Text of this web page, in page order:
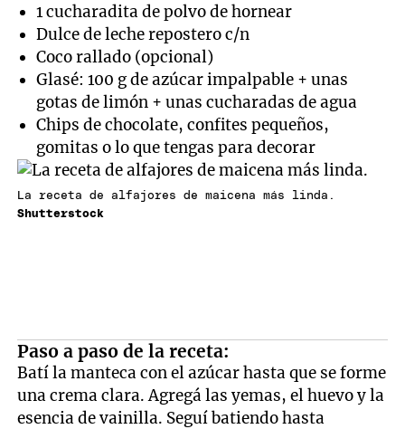
1 cucharadita de polvo de hornear
Dulce de leche repostero c/n
Coco rallado (opcional)
Glasé: 100 g de azúcar impalpable + unas
gotas de limón + unas cucharadas de agua
Chips de chocolate, confites pequeños,
gomitas o lo que tengas para decorar
La receta de alfajores de maicena más linda.
Shutterstock
Paso a paso de la receta:
Batí la manteca con el azúcar hasta que se forme
una crema clara. Agregá las yemas, el huevo y la
esencia de vainilla. Seguí batiendo hasta